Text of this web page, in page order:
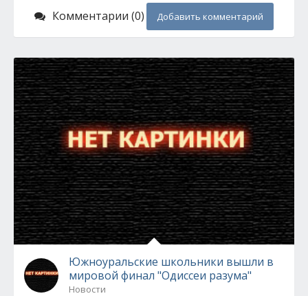
Комментарии (0) Добавить комментарий
Южноуральские школьники вышли в
мировой финал "Одиссеи разума"
Новости